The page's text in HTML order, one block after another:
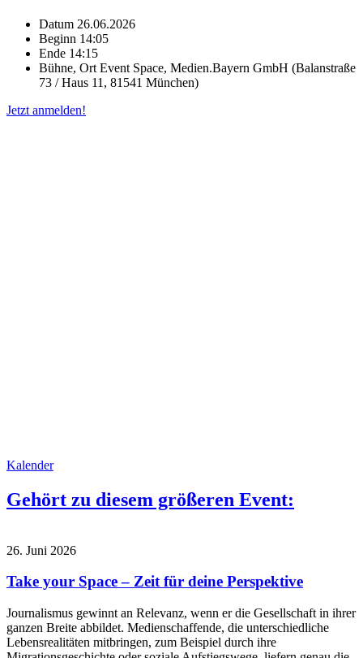
Datum 26.06.2026
Beginn 14:05
Ende 14:15
Bühne, Ort Event Space, Medien.Bayern GmbH (Balanstraße
73 / Haus 11, 81541 München)
Jetzt anmelden!
Kalender
Gehört zu diesem größeren Event:
26. Juni 2026
Take your Space – Zeit für deine Perspektive
Journalismus gewinnt an Relevanz, wenn er die Gesellschaft in ihrer
ganzen Breite abbildet. Medienschaffende, die unterschiedliche
Lebensrealitäten mitbringen, zum Beispiel durch ihre